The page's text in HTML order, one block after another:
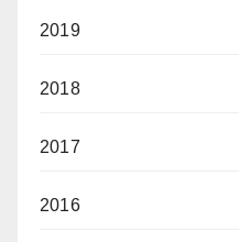
2019
2018
2017
2016